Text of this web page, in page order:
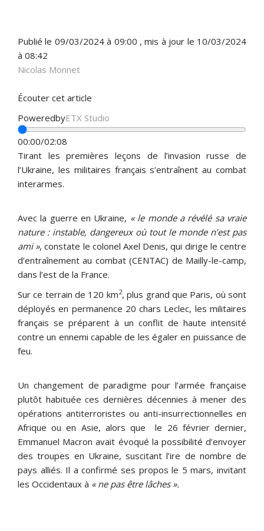
Publié le 09/03/2024 à 09:00 , mis à jour le 10/03/2024
à 08:42
Nicolas Monnet
Écouter cet article
PoweredbyETX Studio
00:00/02:08
Tirant les premières leçons de l’invasion russe de
l’Ukraine, les militaires français s’entraînent au combat
interarmes.
Avec la guerre en Ukraine, « le monde a révélé sa vraie
nature : instable, dangereux où tout le monde n’est pas
ami », constate le colonel Axel Denis, qui dirige le centre
d’entraînement au combat (CENTAC) de Mailly-le-camp,
dans l’est de la France.
Sur ce terrain de 120 km2, plus grand que Paris, où sont
déployés en permanence 20 chars Leclec, les militaires
français se préparent à un conflit de haute intensité
contre un ennemi capable de les égaler en puissance de
feu.
Un changement de paradigme pour l’armée française
plutôt habituée ces dernières décennies à mener des
opérations antiterroristes ou anti-insurrectionnelles en
Afrique ou en Asie, alors que le 26 février dernier,
Emmanuel Macron avait évoqué la possibilité d’envoyer
des troupes en Ukraine, suscitant l’ire de nombre de
pays alliés. Il a confirmé ses propos le 5 mars, invitant
les Occidentaux à « ne pas être lâches ».